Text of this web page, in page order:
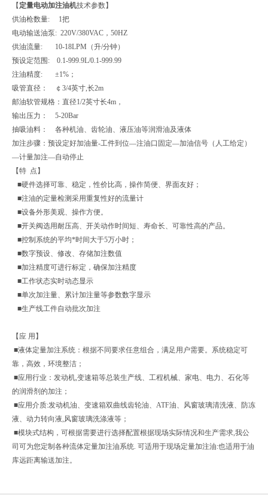
【定量电动加注油机技术参数】
供油枪数量: 1把
电动输送油泵: 220V/380VAC，50HZ
供油流量: 10-18LPM（升/分钟）
预设定范围: 0.1-999.9L/0.1-999.99
注油精度: ±1%；
吸管直径： ￠3/4英寸,长2m
邮油软管规格：直径1/2英寸长4m，
输出压力： 5-20Bar
抽吸油料： 各种机油、齿轮油、液压油等润滑油及液体
加注步骤：预设定好加油量-工件到位―注油口固定―加油信号（人工给定）
―计量加注―自动停止
【特 点】
■硬件选择可靠、稳定，性价比高，操作简便、界面友好；
■注油的定量检测采用重复性好的流量计
■设备外形美观、操作方便。
■开关阀选用耐压高、开关动作时间短、寿命长、可靠性高的产品。
■控制系统的平均*时间大于5万小时；
■数字预设、修改、存储加注数值
■加注精度可进行标定，确保加注精度
■工作状态实时动态显示
■单次加注量、累计加注量等参数数字显示
■生产线工件自动批次加注
【应 用】
■液体定量加注系统：根据不同要求任意组合，满足用户需要。系统稳定可
靠，高效，环境整洁；
■应用行业：发动机,变速箱等总装生产线、工程机械、家电、电力、石化等
的润滑剂的加注；
■应用介质:发动机油、变速箱双曲线齿轮油、ATF油、风窗玻璃清洗液、防冻
液、动力转向液,风窗玻璃洗涤液等；
■模块式结构，可根据需要进行选择配置根据现场实际情况和生产需求,我公
司可为您定制各种流体定量加注油系统. 可适用于现场定量加注油:也适用于油
库远距离输送加注。